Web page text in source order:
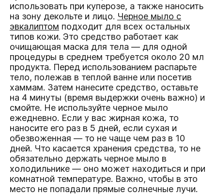
использовать при куперозе, а также наносить
на зону декольте и лицо. Черное мыло с
эвкалиптом подходит для всех остальных
типов кожи. Это средство работает как
очищающая маска для тела — для одной
процедуры в среднем требуется около 20 мл
продукта. Перед использованием распарьте
тело, полежав в теплой ванне или посетив
хаммам. Затем нанесите средство, оставьте
на 4 минуты (время выдержки очень важно) и
смойте. Не используйте черное мыло
ежедневно. Если у вас жирная кожа, то
наносите его раз в 5 дней, если сухая и
обезвоженная — то не чаще чем раз в 10
дней. Что касается хранения средства, то не
обязательно держать черное мыло в
холодильнике — оно может находиться и при
комнатной температуре. Важно, чтобы в это
место не попадали прямые солнечные лучи.